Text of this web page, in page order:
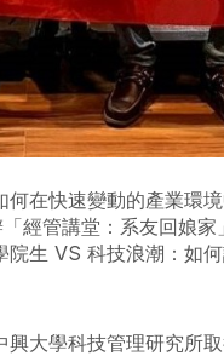
在快速變動的產業環
經管講堂：系友回娘
生 VS 科技浪潮：如
大學科技管理研究所